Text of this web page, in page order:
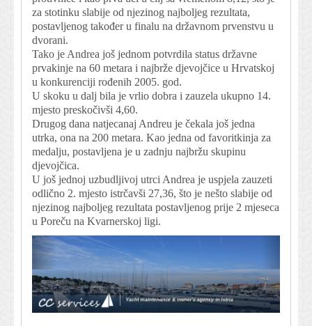
za stotinku slabije od njezinog najboljeg rezultata,
postavljenog također u finalu na državnom prvenstvu u
dvorani.
Tako je Andrea još jednom potvrdila status državne
prvakinje na 60 metara i najbrže djevojčice u Hrvatskoj
u konkurenciji rođenih 2005. god.
U skoku u dalj bila je vrlio dobra i zauzela ukupno 14.
mjesto preskočivši 4,60.
Drugog dana natjecanaj Andreu je čekala još jedna
utrka, ona na 200 metara. Kao jedna od favoritkinja za
medalju, postavljena je u zadnju najbržu skupinu
djevojčica.
U još jednoj uzbudljivoj utrci Andrea je uspjela zauzeti
odlično 2. mjesto istrčavši 27,36, što je nešto slabije od
njezinog najboljeg rezultata postavljenog prije 2 mjeseca
u Poreču na Kvarnerskoj ligi.